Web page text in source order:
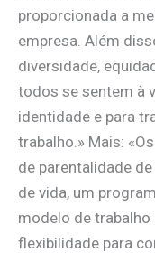
proporcionada a
empresa. Além
diversidade,
todos se sentem à
identidade e para
trabalho.» Mais:
de parentalidade
de vida, um
modelo de
flexibilidade para